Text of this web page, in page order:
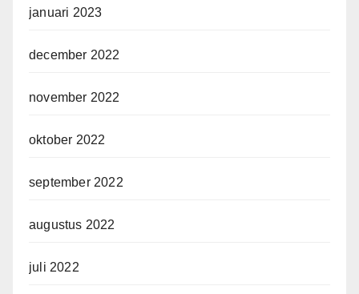
januari 2023
december 2022
november 2022
oktober 2022
september 2022
augustus 2022
juli 2022